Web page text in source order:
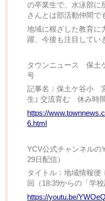
の卒業生で、水泳部に
さんとは部活動仲間で
地域に根ざした教育に
躍、今後も注目してい
タウンニュース 保土
号
記事名：保土ケ谷小
生｣ 交流育む 休み時
https://
6.html
YCV公式チャンネルの
29日配信）
タイトル：地域情報
回（18:39からの「学
https://youtu.be/